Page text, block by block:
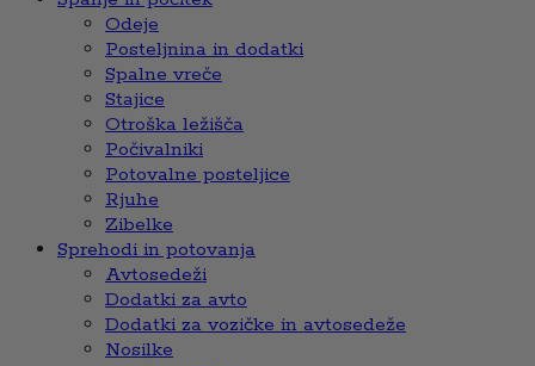
Odeje
Posteljnina in dodatki
Spalne vreče
Stajice
Otroška ležišča
Počivalniki
Potovalne posteljice
Rjuhe
Zibelke
Sprehodi in potovanja
Avtosedeži
Dodatki za avto
Dodatki za vozičke in avtosedeže
Nosilke